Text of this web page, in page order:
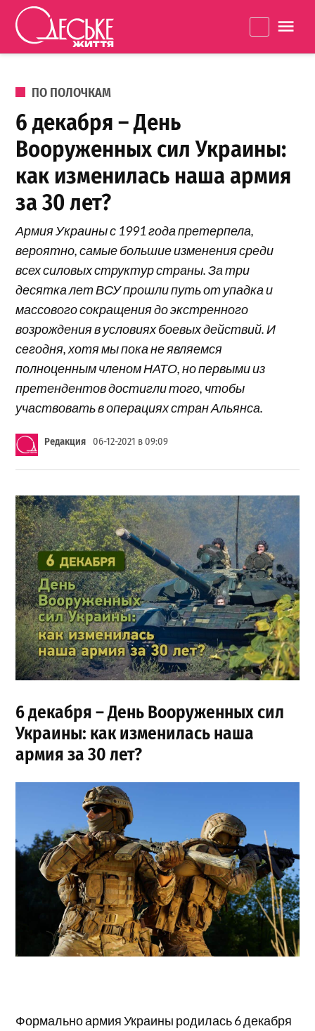
Перейти к содержанию
життя
ОПУБЛИКОВАНО В
ПО ПОЛОЧКАМ
6 декабря – День
Вооруженных сил Украины:
как изменилась наша армия
за 30 лет?
Армия Украины с 1991 года претерпела,
вероятно, самые большие изменения среди
всех силовых структур страны. За три
десятка лет ВСУ прошли путь от упадка и
массового сокращения до экстренного
возрождения в условиях боевых действий. И
сегодня, хотя мы пока не являемся
полноценным членом НАТО, но первыми из
претендентов достигли того, чтобы
участвовать в операциях стран Альянса.
Редакция 06-12-2021 в 09:09
6 декабря –День Вооруженных сил
Украины: как изменилась наша
армия за 30 лет?
Формально армия Украины родилась 6 декабря